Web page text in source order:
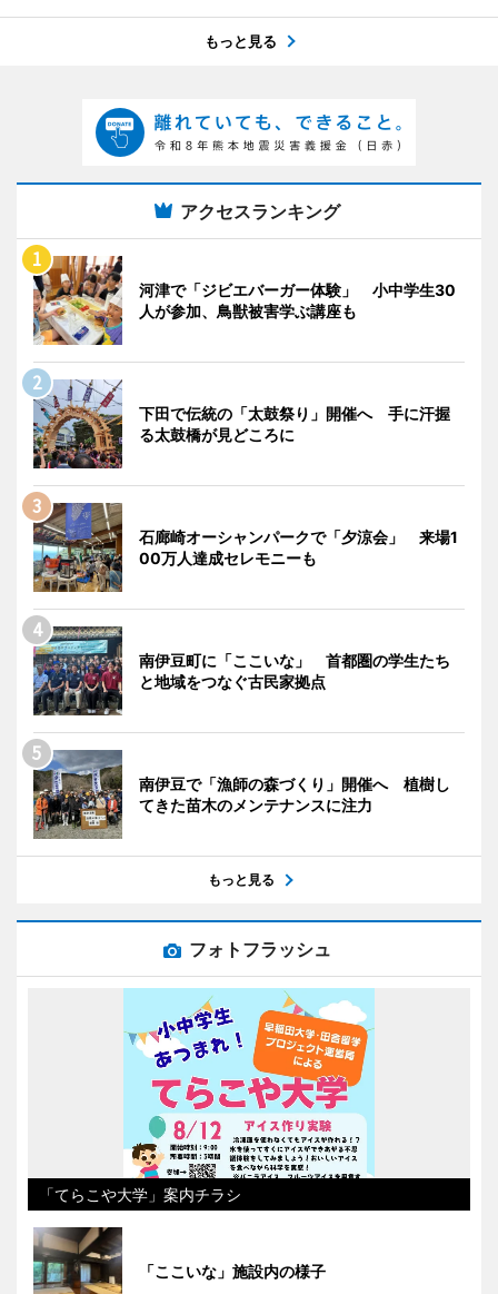
もっと見る
アクセスランキング
河津で「ジビエバーガー体験」 小中学生30
人が参加、鳥獣被害学ぶ講座も
下田で伝統の「太鼓祭り」開催へ 手に汗握
る太鼓橋が見どころに
石廊崎オーシャンパークで「夕涼会」 来場1
00万人達成セレモニーも
南伊豆町に「ここいな」 首都圏の学生たち
と地域をつなぐ古民家拠点
南伊豆で「漁師の森づくり」開催へ 植樹し
てきた苗木のメンテナンスに注力
もっと見る
フォトフラッシュ
「てらこや大学」案内チラシ
「ここいな」施設内の様子